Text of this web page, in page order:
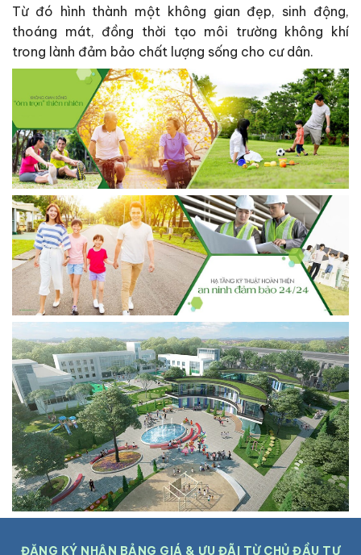
Từ đó hình thành một không gian đẹp, sinh động,
thoáng mát, đồng thời tạo môi trường không khí
trong lành đảm bảo chất lượng sống cho cư dân.
ĐĂNG KÝ NHẬN BẢNG GIÁ & ƯU ĐÃI TỪ CHỦ ĐẦU TƯ